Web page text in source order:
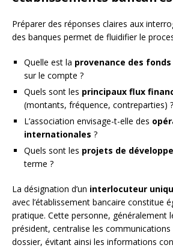
Préparer des réponses claires aux
des banques permet de fluidifier le
Quelle est la provenance des fonds
sur le compte ?
Quels sont les principaux flux
(montants, fréquence, contreparties) ?
L’association envisage-t-elle des
internationales ?
Quels sont les projets de
terme ?
La désignation d’un interlocuteur
avec l’établissement bancaire constitue
pratique. Cette personne, généralement
président, centralise les communications
dossier, évitant ainsi les informations